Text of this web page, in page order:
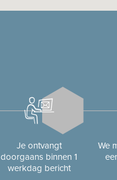
Je ontvangt
doorgaans binnen 1
werkdag bericht
We